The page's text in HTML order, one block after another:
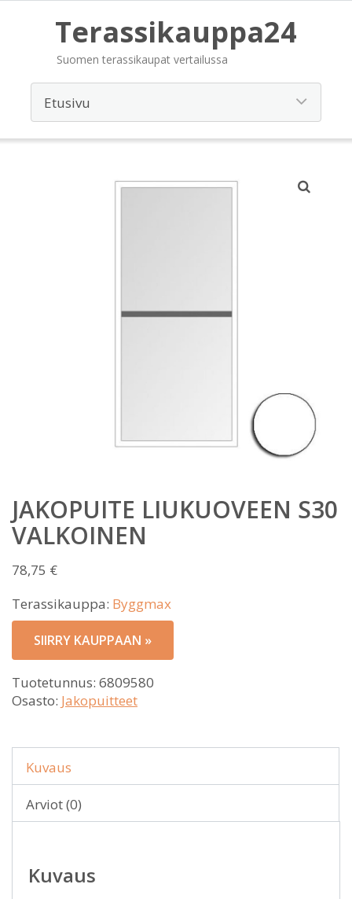
Terassikauppa24
Suomen terassikaupat vertailussa
JAKOPUITE LIUKUOVEEN S30
VALKOINEN
78,75 €
Terassikauppa: Byggmax
SIIRRY KAUPPAAN »
Tuotetunnus: 6809580
Osasto: Jakopuitteet
Kuvaus
Arviot (0)
Kuvaus